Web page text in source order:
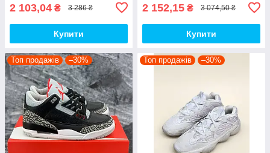
2 103,04 ₴ 3 286 ₴
Купити
2 152,15 ₴ 3 074,50 ₴
Купити
Топ продажів –30% Топ продажів –30%